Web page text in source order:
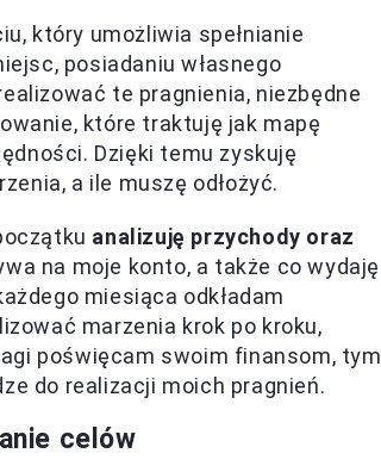
który umożliwia spełnianie
posiadaniu własnego
te pragnienia, niezbędne
które traktuję jak mapę
Dzięki temu zyskuję
a ile muszę odłożyć.
analizuję przychody oraz
na moje konto, a także co wydaję
miesiąca odkładam
marzenia krok po kroku,
poświęcam swoim finansom, tym
do realizacji moich pragnień.
celów